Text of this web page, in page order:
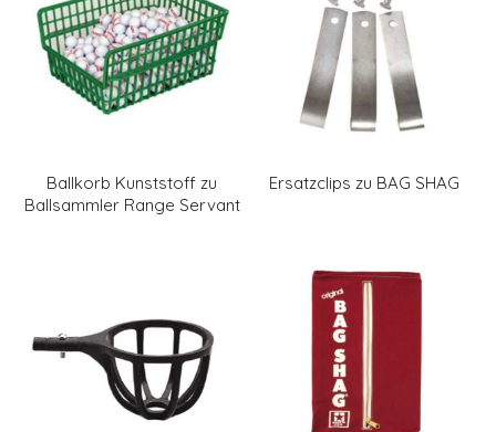
Ballkorb Kunststoff zu
Ballsammler Range Servant
Ersatzclips zu BAG SHAG